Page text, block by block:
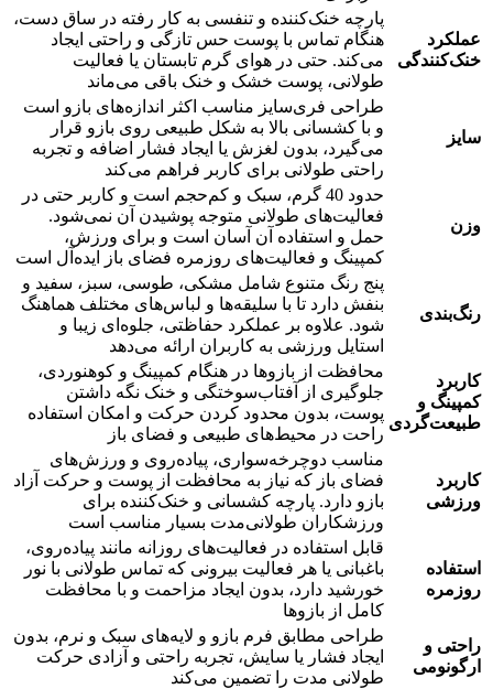
عملکرد
خنک‌کنندگی
پارچه خنک‌کننده و تنفسی به کار رفته در ساق دست،
هنگام تماس با پوست حس تازگی و راحتی ایجاد
می‌کند. حتی در هوای گرم تابستان یا فعالیت
طولانی، پوست خشک و خنک باقی می‌ماند
سایز
طراحی فری‌سایز مناسب اکثر اندازه‌های بازو است
و با کشسانی بالا به شکل طبیعی روی بازو قرار
می‌گیرد، بدون لغزش یا ایجاد فشار اضافه و تجربه
راحتی طولانی برای کاربر فراهم می‌کند
وزن
حدود 40 گرم، سبک و کم‌حجم است و کاربر حتی در
فعالیت‌های طولانی متوجه پوشیدن آن نمی‌شود.
حمل و استفاده آن آسان است و برای ورزش،
کمپینگ و فعالیت‌های روزمره فضای باز ایده‌آل است
رنگ‌بندی
پنج رنگ متنوع شامل مشکی، طوسی، سبز، سفید و
بنفش دارد تا با سلیقه‌ها و لباس‌های مختلف هماهنگ
شود. علاوه بر عملکرد حفاظتی، جلوه‌ای زیبا و
استایل ورزشی به کاربران ارائه می‌دهد
کاربرد
کمپینگ و
طبیعت‌گردی
محافظت از بازوها در هنگام کمپینگ و کوهنوردی،
جلوگیری از آفتاب‌سوختگی و خنک نگه داشتن
پوست، بدون محدود کردن حرکت و امکان استفاده
راحت در محیط‌های طبیعی و فضای باز
کاربرد
ورزشی
مناسب دوچرخه‌سواری، پیاده‌روی و ورزش‌های
فضای باز که نیاز به محافظت از پوست و حرکت آزاد
بازو دارد. پارچه کشسانی و خنک‌کننده برای
ورزشکاران طولانی‌مدت بسیار مناسب است
استفاده
روزمره
قابل استفاده در فعالیت‌های روزانه مانند پیاده‌روی،
باغبانی یا هر فعالیت بیرونی که تماس طولانی با نور
خورشید دارد، بدون ایجاد مزاحمت و با محافظت
کامل از بازوها
راحتی و
ارگونومی
طراحی مطابق فرم بازو و لایه‌های سبک و نرم، بدون
ایجاد فشار یا سایش، تجربه راحتی و آزادی حرکت
طولانی مدت را تضمین می‌کند